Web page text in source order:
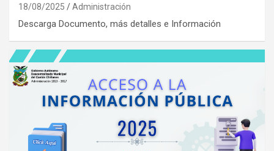
18/08/2025 Administración
Descarga Documento, más detalles e Información